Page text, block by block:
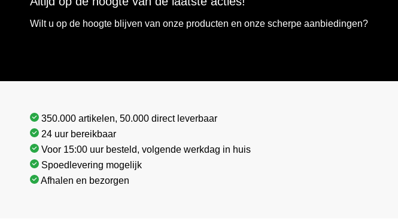
Wilt u op de hoogte blijven van onze producten en onze scherpe aanbiedingen?
350.000 artikelen, 50.000 direct leverbaar
24 uur bereikbaar
Voor 15:00 uur besteld, volgende werkdag in huis
Spoedlevering mogelijk
Afhalen en bezorgen